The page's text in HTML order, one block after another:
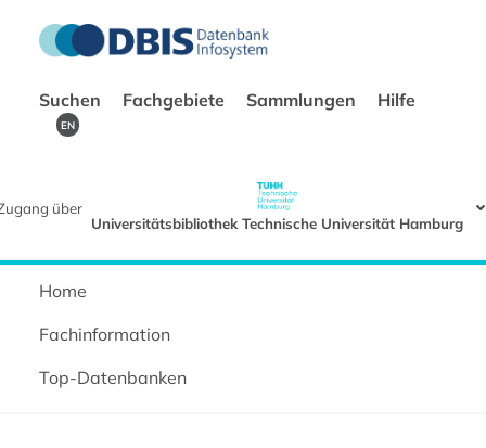
Suchen Fachgebiete Sammlungen Hilfe
EN
über
Universitätsbibliothek Technische Universität Hamburg
Home
Fachinformation
Top-Datenbanken